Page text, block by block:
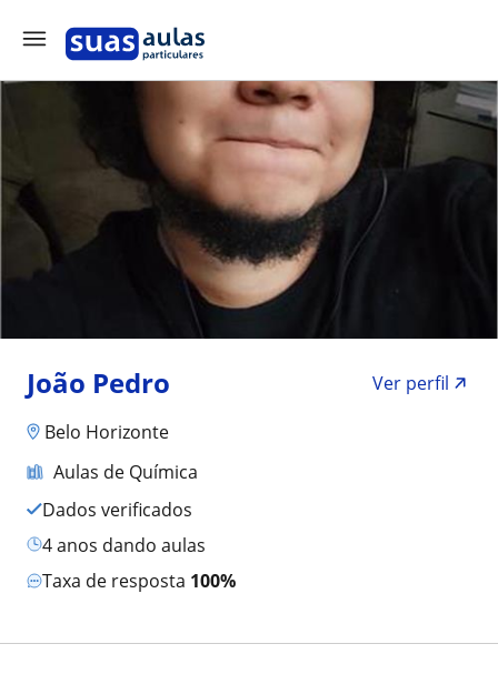
João Pedro
Ver perfil
Belo Horizonte
Aulas de Química
Dados verificados
4 anos dando aulas
Taxa de resposta 100%